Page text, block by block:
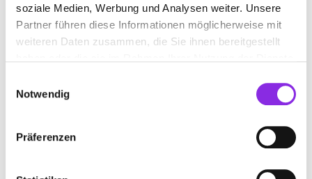
soziale Medien, Werbung und Analysen weiter. Unsere
Partner führen diese Informationen möglicherweise mit
weiteren Daten zusammen, die Sie ihnen bereitgestellt
Notwendig
Präferenzen
www.autolackiererei-kaiser.de
AUTOXPERT KAROSSERIE- UND KFZ-
Siemensstraße 37